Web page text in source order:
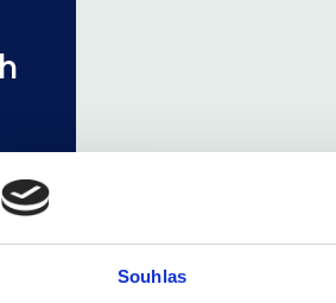
Souhlas